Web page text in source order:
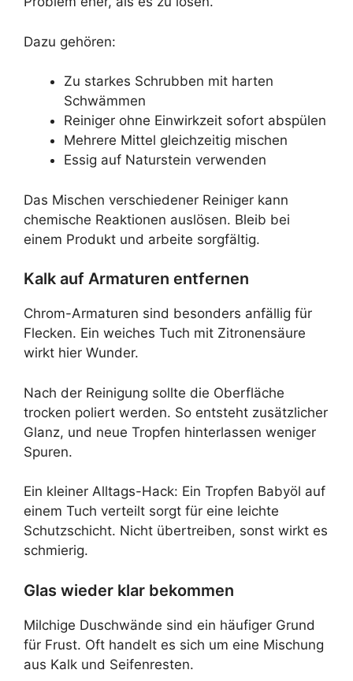
Dazu gehören:
Zu starkes Schrubben mit harten
Schwämmen
Reiniger ohne Einwirkzeit sofort abspülen
Mehrere Mittel gleichzeitig mischen
Essig auf Naturstein verwenden
Das Mischen verschiedener Reiniger kann
chemische Reaktionen auslösen. Bleib bei
einem Produkt und arbeite sorgfältig.
Kalk auf Armaturen entfernen
Chrom-Armaturen sind besonders anfällig für
Flecken. Ein weiches Tuch mit Zitronensäure
wirkt hier Wunder.
Nach der Reinigung sollte die Oberfläche
trocken poliert werden. So entsteht zusätzlicher
Glanz, und neue Tropfen hinterlassen weniger
Spuren.
Ein kleiner Alltags-Hack: Ein Tropfen Babyöl auf
einem Tuch verteilt sorgt für eine leichte
Schutzschicht. Nicht übertreiben, sonst wirkt es
schmierig.
Glas wieder klar bekommen
Milchige Duschwände sind ein häufiger Grund
für Frust. Oft handelt es sich um eine Mischung
aus Kalk und Seifenresten.